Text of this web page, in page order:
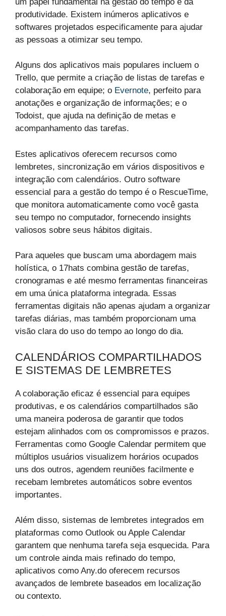
produtividade. Existem inúmeros aplicativos e
softwares projetados especificamente para ajudar
as pessoas a otimizar seu tempo.
Alguns dos aplicativos mais populares incluem o
Trello, que permite a criação de listas de tarefas e
colaboração em equipe; o Evernote, perfeito para
anotações e organização de informações; e o
Todoist, que ajuda na definição de metas e
acompanhamento das tarefas.
Estes aplicativos oferecem recursos como
lembretes, sincronização em vários dispositivos e
integração com calendários. Outro software
essencial para a gestão do tempo é o RescueTime,
que monitora automaticamente como você gasta
seu tempo no computador, fornecendo insights
valiosos sobre seus hábitos digitais.
Para aqueles que buscam uma abordagem mais
holística, o 17hats combina gestão de tarefas,
cronogramas e até mesmo ferramentas financeiras
em uma única plataforma integrada. Essas
ferramentas digitais não apenas ajudam a organizar
tarefas diárias, mas também proporcionam uma
visão clara do uso do tempo ao longo do dia.
CALENDÁRIOS COMPARTILHADOS
E SISTEMAS DE LEMBRETES
A colaboração eficaz é essencial para equipes
produtivas, e os calendários compartilhados são
uma maneira poderosa de garantir que todos
estejam alinhados com os compromissos e prazos.
Ferramentas como Google Calendar permitem que
múltiplos usuários visualizem horários ocupados
uns dos outros, agendem reuniões facilmente e
recebam lembretes automáticos sobre eventos
importantes.
Além disso, sistemas de lembretes integrados em
plataformas como Outlook ou Apple Calendar
garantem que nenhuma tarefa seja esquecida. Para
um controle ainda mais refinado do tempo,
aplicativos como Any.do oferecem recursos
avançados de lembrete baseados em localização
ou contexto.